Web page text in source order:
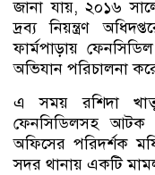
জানা যায়, ২০১৬
দ্রব্য নিয়ন্ত্রণ
ফার্মপাড়ায়
অভিযান পরিচালনা
এ সময় রশিদা
ফেনসিডিলসহ আটক
অফিসের পরিদর্শক
সদর থানায় একটি